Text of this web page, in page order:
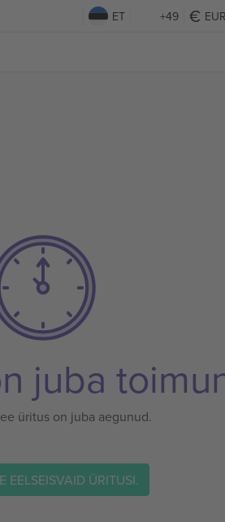
ET +49
juba
üritus on juba aegunud.
EELSEISVAID ÜRITUSI.